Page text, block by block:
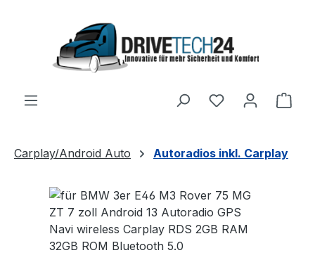
Carplay/Android Auto Autoradios inkl. Carplay
Bildergalerie überspringen